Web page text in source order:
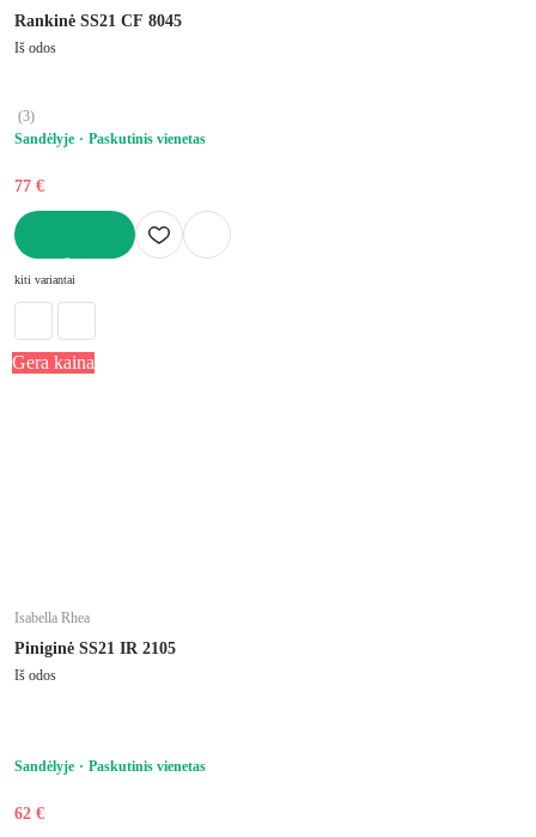
Rankinė SS21 CF 8045
Iš odos
(3)
Sandėlyje
Paskutinis vienetas
77 €
kiti variantai
Gera kaina
Isabella Rhea
Piniginė SS21 IR 2105
Iš odos
Sandėlyje Paskutinis vienetas
62 €